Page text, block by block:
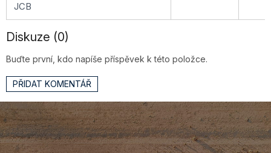
JCB
Diskuze (0)
Buďte první, kdo napíše příspěvek k této položce.
PŘIDAT KOMENTÁŘ
Z
á
p
a